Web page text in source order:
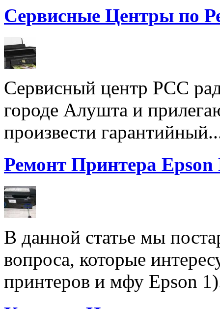
Сервисные Центры по
Сервисный центр РСС
городе Алушта и
произвести
Ремонт Принтера
В данной статье мы
вопроса, которые
принтеров и мфу Epson